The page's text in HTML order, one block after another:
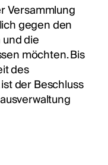
Versammlung
gegen den
die
möchten. Bis
des
der Beschluss